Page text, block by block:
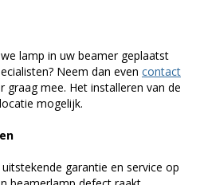
lamp in uw beamer geplaatst
Neem dan even contact
mee. Het installeren van de
mogelijk.
garantie en service op